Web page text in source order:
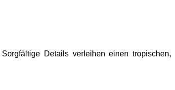
Details verleihen einen tropischen,